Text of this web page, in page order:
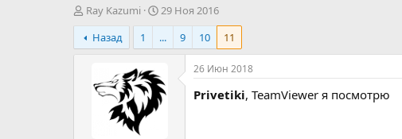
А
в
т
о
Ray Kazumi
Д
а
т
а
а
ч
а
29 Ноя 2016
Назад
1 ... 9 10 11
26 Июн 2018
Privetiki, TeamViewer я посмотрю